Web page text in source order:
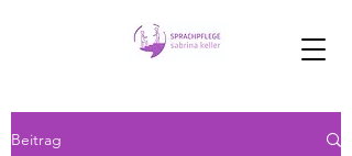
Beitrag